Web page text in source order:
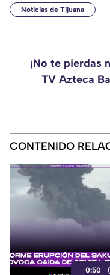
Noticias de Tijuana
¡No te pierdas
TV Azteca
CONTENIDO
0:50